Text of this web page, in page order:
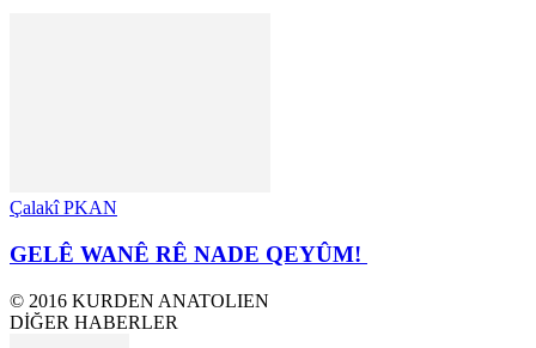
Çalakî PKAN
GELÊ WANÊ RÊ NADE QEYÛM!
© 2016 KURDEN ANATOLIEN
DİĞER HABERLER